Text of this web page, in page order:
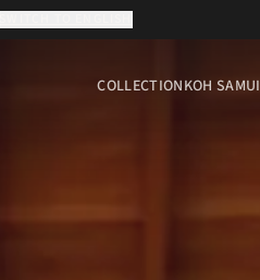
COLLECTIONKOH SAMUI